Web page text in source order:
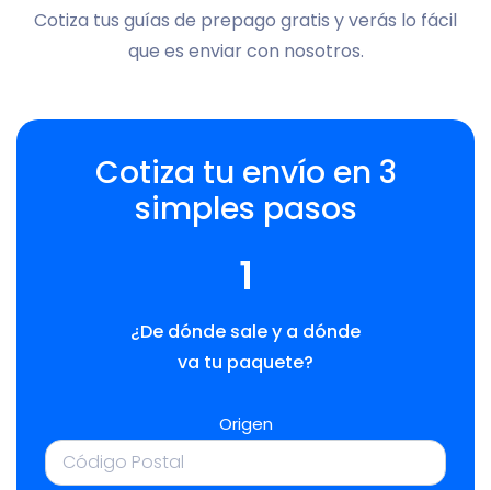
Cotiza tus guías de prepago gratis y verás lo fácil
que es enviar con nosotros.
Cotiza tu envío en 3
simples pasos
1
¿De dónde sale y a dónde
va tu paquete?
Origen